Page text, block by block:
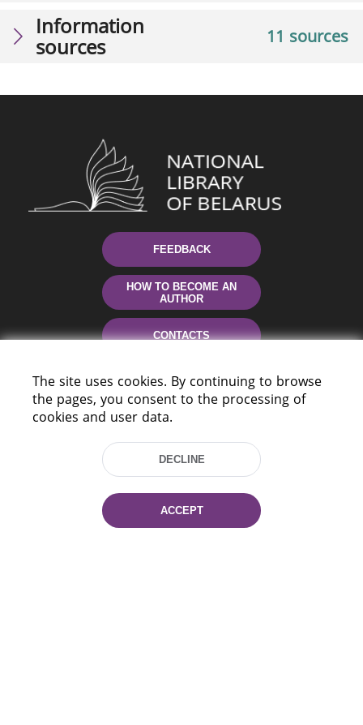
11 sources
Information
sources
FEEDBACK
HOW TO BECOME AN
AUTHOR
CONTACTS
HELP
220114, Niezaležnasci Ave. 116, Minsk,
The site uses cookies. By continuing to browse
the pages, you consent to the processing of
cookies and user data.
DECLINE
ACCEPT